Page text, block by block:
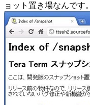
ョット置き場なんです。